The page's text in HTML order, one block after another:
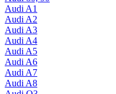
Audi A1
Audi A2
Audi A3
Audi A4
Audi A5
Audi A6
Audi A7
Audi A8